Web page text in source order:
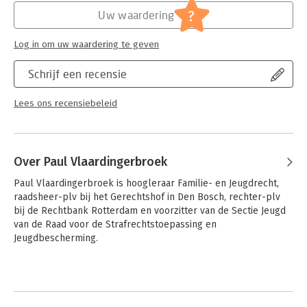
Familierecht wetgeving en jurisprudentie
Het personen- en familierecht is voortdurend aan
veranderingen onderhevig, zowel qua wetgeving als
rechtspraak. Deze tiende druk is in tal van opzichten
bijgewerkt om recht te doen aan deze ontwikkelingen. Zo vindt
u vanzelfsprekend de laatste rechtspraak op het terrein van
het familie- en jeugdrecht, inclusief het procesrecht. Ook leest
de Staatscommissie Herijking ouderschap.
Personen- en familierecht - Algemeen
Serie:
Vlaardingerbroek - Hedendaags
(Herdrukservice)
Schrijf een recensie
Lees ons recensiebeleid
Uw waardering ?
Log in om uw waardering te geven
Over Paul Vlaardingerbroek
Paul Vlaardingerbroek is hoogleraar Familie- en Jeugdrecht,
raadsheer-plv bij het Gerechtshof in Den Bosch, rechter-plv
bij de Rechtbank Rotterdam en voorzitter van de Sectie Jeugd
van de Raad voor de Strafrechtstoepassing en
Jeugdbescherming.